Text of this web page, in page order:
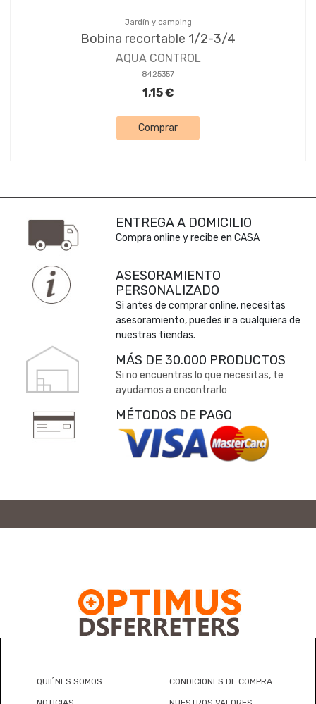
Jardín y camping
Bobina recortable 1/2-3/4
AQUA CONTROL
8425357
1,15 €
Comprar
ENTREGA A DOMICILIO
Compra online y recibe en CASA
ASESORAMIENTO
PERSONALIZADO
Si antes de comprar online, necesitas
asesoramiento, puedes ir a cualquiera de
nuestras tiendas.
MÁS DE 30.000 PRODUCTOS
Si no encuentras lo que necesitas, te
ayudamos a encontrarlo
MÉTODOS DE PAGO
QUIÉNES SOMOS CONDICIONES DE COMPRA